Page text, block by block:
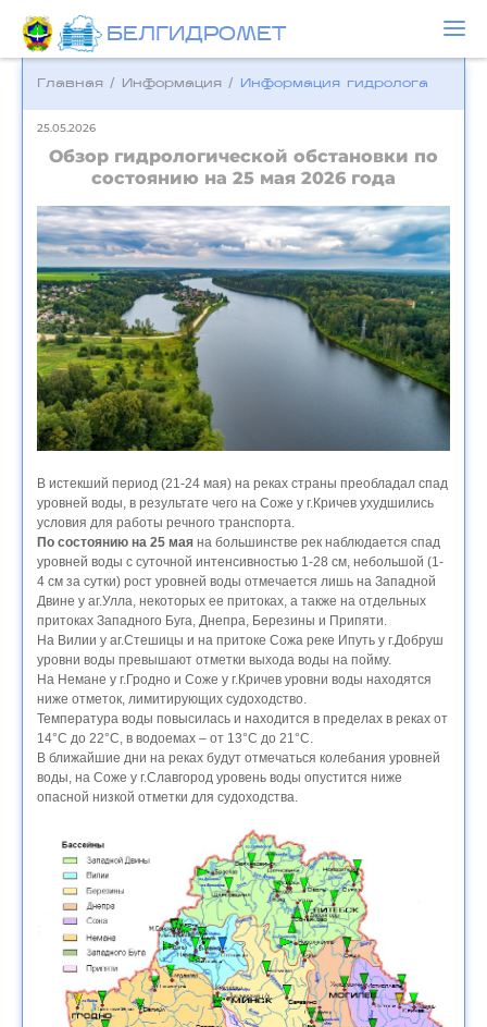
БЕЛГИДРОМЕТ
Главная / Информация / Информация гидролога
25.05.2026
Обзор гидрологической обстановки по
состоянию на 25 мая 2026 года
В истекший период (21-24 мая) на реках страны преобладал спад
уровней воды, в результате чего на Соже у г.Кричев ухудшились
условия для работы речного транспорта.
По состоянию на 25 мая на большинстве рек наблюдается спад
уровней воды с суточной интенсивностью 1-28 см, небольшой (1-
4 см за сутки) рост уровней воды отмечается лишь на Западной
Двине у аг.Улла, некоторых ее притоках, а также на отдельных
притоках Западного Буга, Днепра, Березины и Припяти.
На Вилии у аг.Стешицы и на притоке Сожа реке Ипуть у г.Добруш
уровни воды превышают отметки выхода воды на пойму.
На Немане у г.Гродно и Соже у г.Кричев уровни воды находятся
ниже отметок, лимитирующих судоходство.
Температура воды повысилась и находится в пределах в реках от
14°С до 22°С, в водоемах – от 13°С до 21°С.
В ближайшие дни на реках будут отмечаться колебания уровней
воды, на Соже у г.Славгород уровень воды опустится ниже
опасной низкой отметки для судоходства.